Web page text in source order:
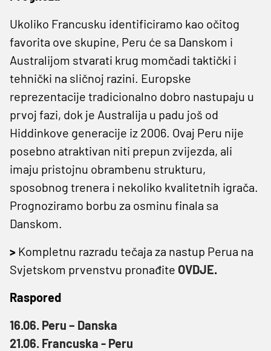
Ukoliko Francusku identificiramo kao očitog
favorita ove skupine, Peru će sa Danskom i
Australijom stvarati krug momčadi taktički i
tehnički na sličnoj razini. Europske
reprezentacije tradicionalno dobro nastupaju u
prvoj fazi, dok je Australija u padu još od
Hiddinkove generacije iz 2006. Ovaj Peru nije
posebno atraktivan niti prepun zvijezda, ali
imaju pristojnu obrambenu strukturu,
sposobnog trenera i nekoliko kvalitetnih igrača.
Prognoziramo borbu za osminu finala sa
Danskom.
> Kompletnu razradu tečaja za nastup Perua na
Svjetskom prvenstvu pronađite OVDJE.
Raspored
16.06. Peru – Danska
21.06. Francuska - Peru